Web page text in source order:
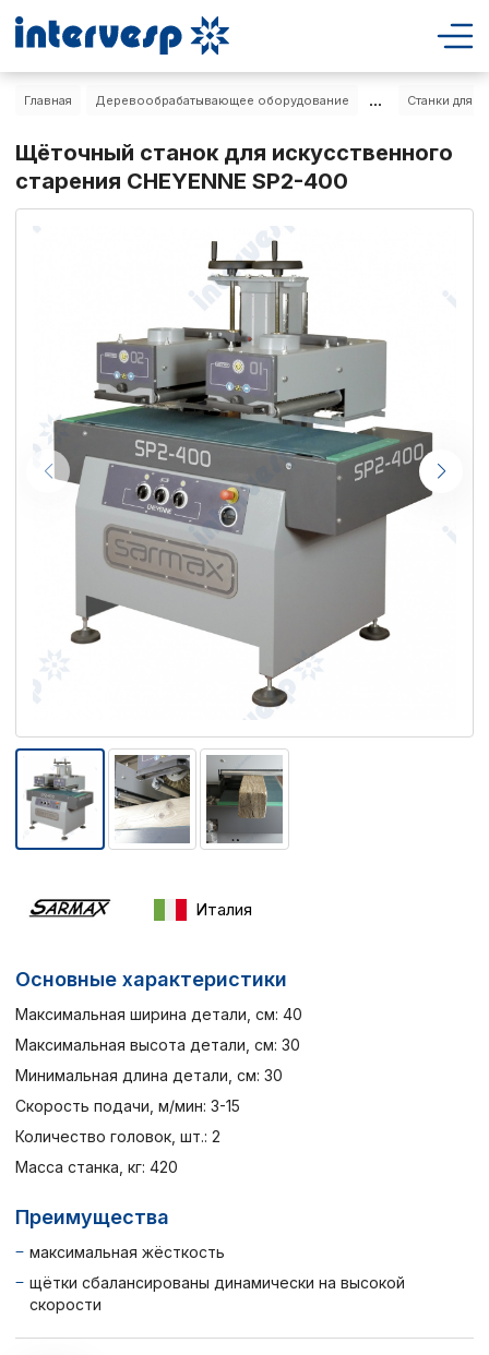
Главная Деревообрабатывающее оборудование ... Станки для
Щёточный станок для искусственного
старения CHEYENNE SP2-400
Италия
Основные характеристики
Максимальная ширина детали, см: 40
Максимальная высота детали, см: 30
Минимальная длина детали, см: 30
Скорость подачи, м/мин: 3-15
Количество головок, шт.: 2
Масса станка, кг: 420
Преимущества
максимальная жёсткость
щётки сбалансированы динамически на высокой
скорости